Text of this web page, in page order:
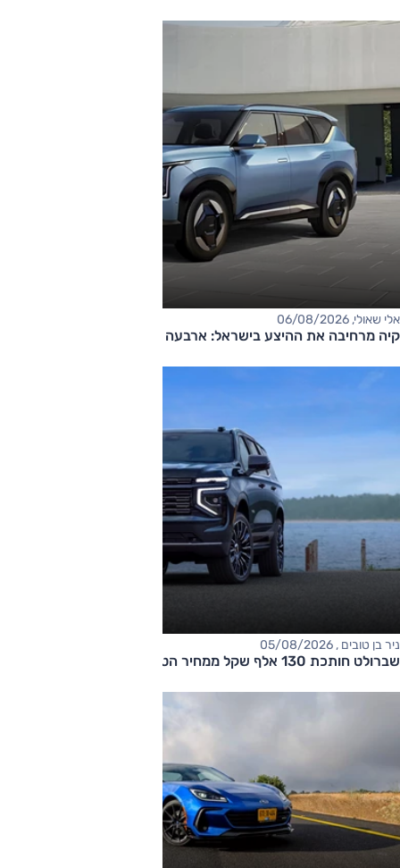
אלי שאולי, 06/08/2026
קיה מרחיבה את ההיצע בישראל: ארבעה דגמים חדשים בדרך
ניר בן טובים , 05/08/2026
שברולט חותכת 130 אלף שקל ממחיר הטאהו